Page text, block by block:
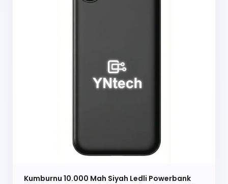
Kumburnu 10.000 Mah Siyah Ledli Powerbank